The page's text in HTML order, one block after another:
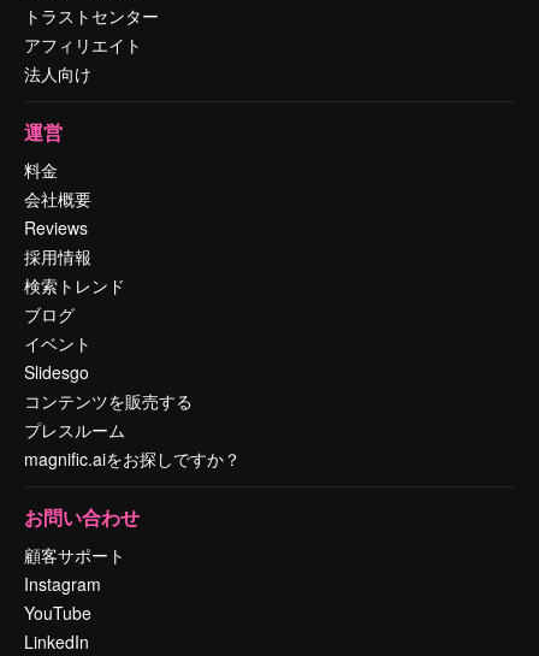
トラストセンター
アフィリエイト
法人向け
運営
料金
会社概要
Reviews
採用情報
検索トレンド
ブログ
イベント
Slidesgo
コンテンツを販売する
プレスルーム
magnific.aiをお探しですか？
お問い合わせ
顧客サポート
Instagram
YouTube
LinkedIn